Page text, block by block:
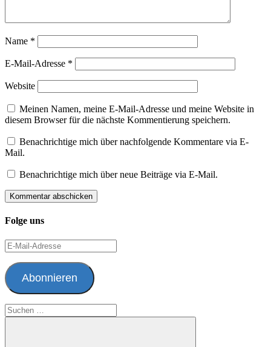
Name *
E-Mail-Adresse *
Website
Meinen Namen, meine E-Mail-Adresse und meine Website in
diesem Browser für die nächste Kommentierung speichern.
Benachrichtige mich über nachfolgende Kommentare via E-
Mail.
Benachrichtige mich über neue Beiträge via E-Mail.
Folge uns
E-
Mail-
Adresse
Abonnieren
Suchen
nach: